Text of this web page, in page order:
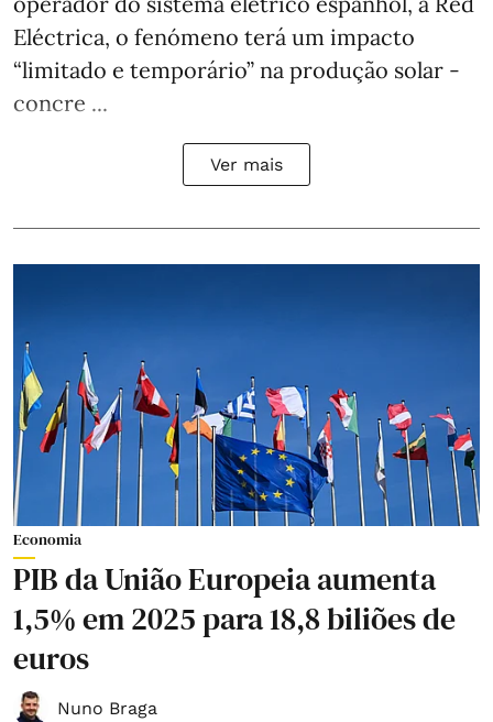
Eléctrica, o fenómeno terá um impacto
“limitado e temporário” na produção solar -
concre ...
Ver mais
Economia
PIB da União Europeia aumenta
1,5% em 2025 para 18,8 biliões de
euros
Nuno Braga